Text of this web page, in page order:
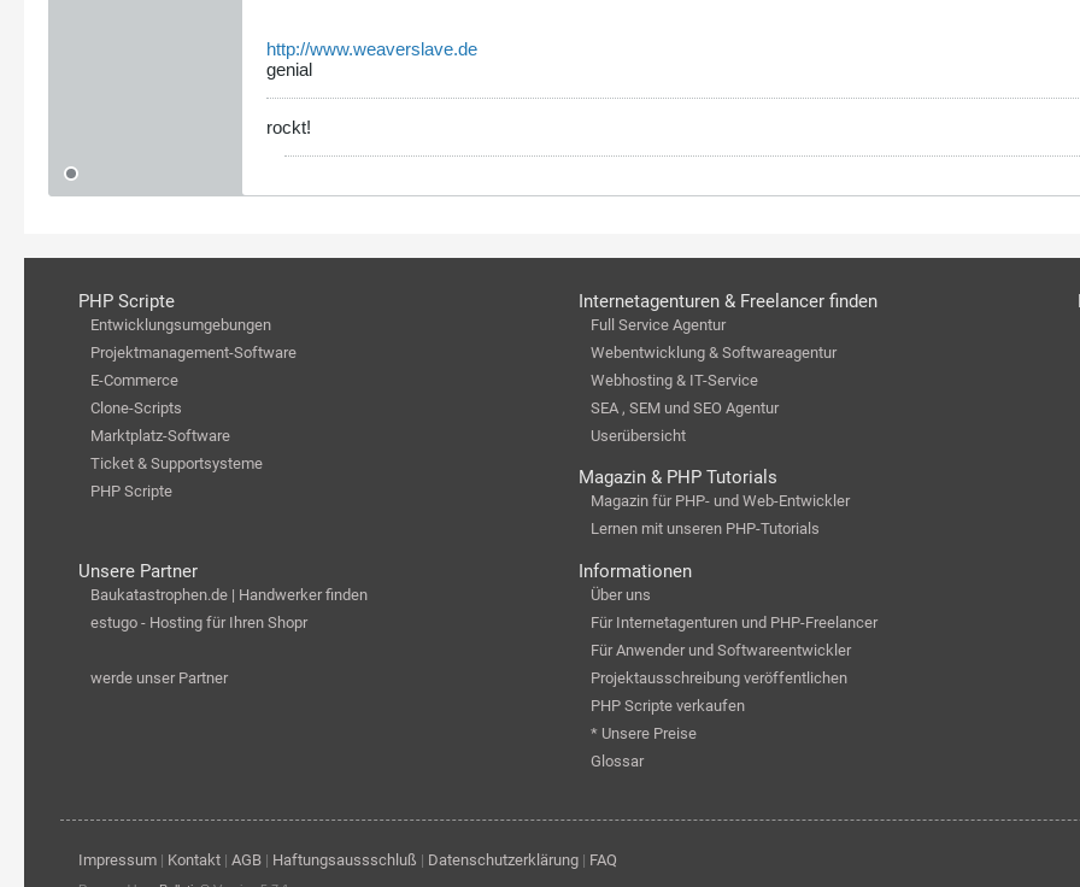
http://www.weaverslave.de
genial
rockt!
PHP Scripte
Entwicklungsumgebungen
Projektmanagement-Software
E-Commerce
Clone-Scripts
Marktplatz-Software
Ticket & Supportsysteme
PHP Scripte
Internetagenturen & Freelancer finden
Full Service Agentur
Webentwicklung & Softwareagentur
Webhosting & IT-Service
SEA , SEM und SEO Agentur
Userübersicht
Magazin & PHP Tutorials
Magazin für PHP- und Web-Entwickler
Lernen mit unseren PHP-Tutorials
Unsere Partner
Baukatastrophen.de | Handwerker finden
estugo - Hosting für Ihren Shopr
werde unser Partner
Informationen
Über uns
Für Internetagenturen und PHP-Freelancer
Für Anwender und Softwareentwickler
Projektausschreibung veröffentlichen
PHP Scripte verkaufen
* Unsere Preise
Glossar
Impressum| Kontakt| AGB| Haftungsaussschluß | Datenschutzerklärung| FAQ